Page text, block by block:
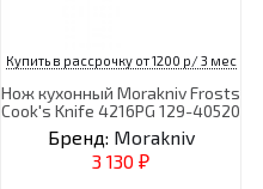
Купить в рассрочку от 1200 р/ 3 мес
Нож кухонный Morakniv Frosts
Cook's Knife 4216PG 129-40520
Бренд: Morakniv
3 130 ₽